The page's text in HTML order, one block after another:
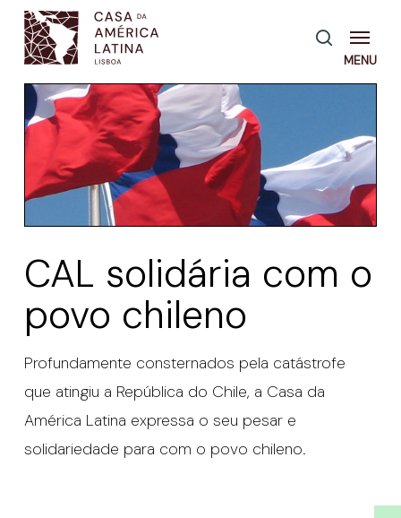
Skip
main
content
pesquisa
Menu
CAL solidária com o
povo chileno
Profundamente consternados pela catástrofe
que atingiu a República do Chile, a Casa da
América Latina expressa o seu pesar e
solidariedade para com o povo chileno.